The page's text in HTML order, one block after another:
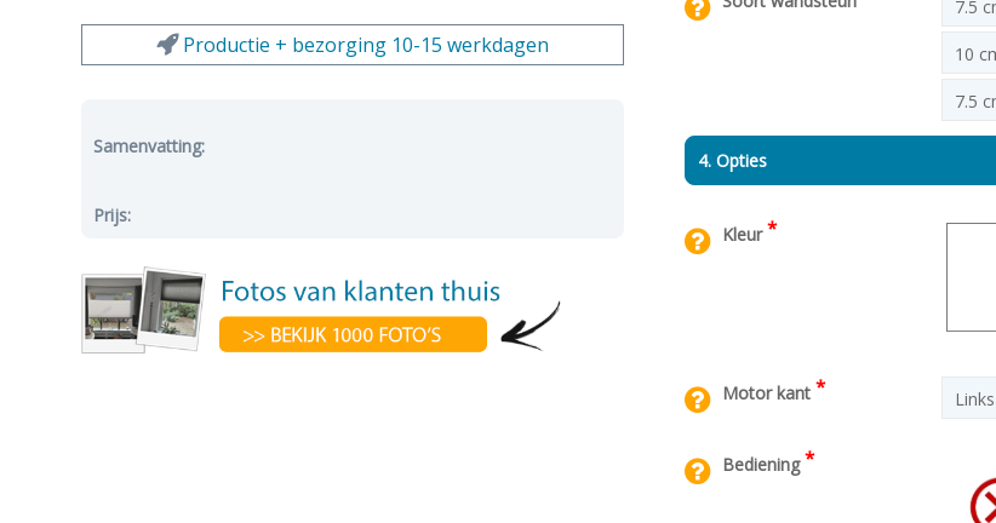
Productie + bezorging 10-15 werkdagen
Samenvatting:
Prijs:
7.5
10
7.5
4. Opties
Kleur*
Motor kant *
Links
Bediening*